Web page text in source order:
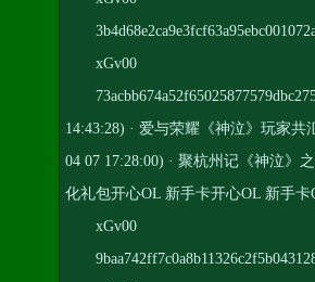
xGv00
14:43:28) · 爱与荣耀《神泣》玩家
04 07 17:28:00) · 聚杭州记《神泣》
化礼包开心OL 新手卡开心OL 新手
xGv00